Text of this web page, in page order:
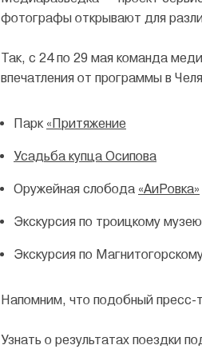
фотографы открывают для
Так, с 24 по 29 мая команда
впечатления от программы в
Парк «Притяжение
Усадьба купца Осипова
Оружейная слобода «АиРовка»
Экскурсия по троицкому
Экскурсия по
Напомним, что подобный пресс-
Узнать о результатах поездки